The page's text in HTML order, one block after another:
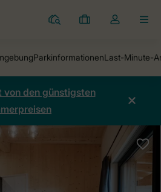
Ferienparks
Meine
Dropdown-
öffnen
den günstigsten